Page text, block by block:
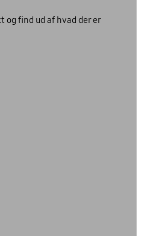
og find ud af hvad der er